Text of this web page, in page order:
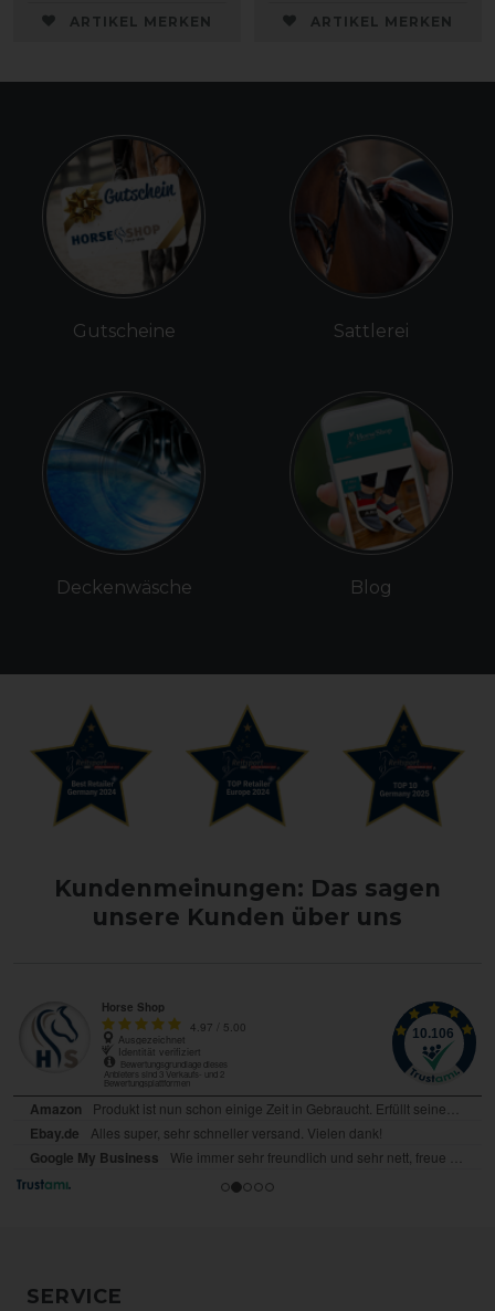
ARTIKEL MERKEN ARTIKEL MERKEN
Gutscheine
Deckenwäsche
Sattlerei
Blog
Kundenmeinungen: Das sagen
unsere Kunden über uns
SERVICE